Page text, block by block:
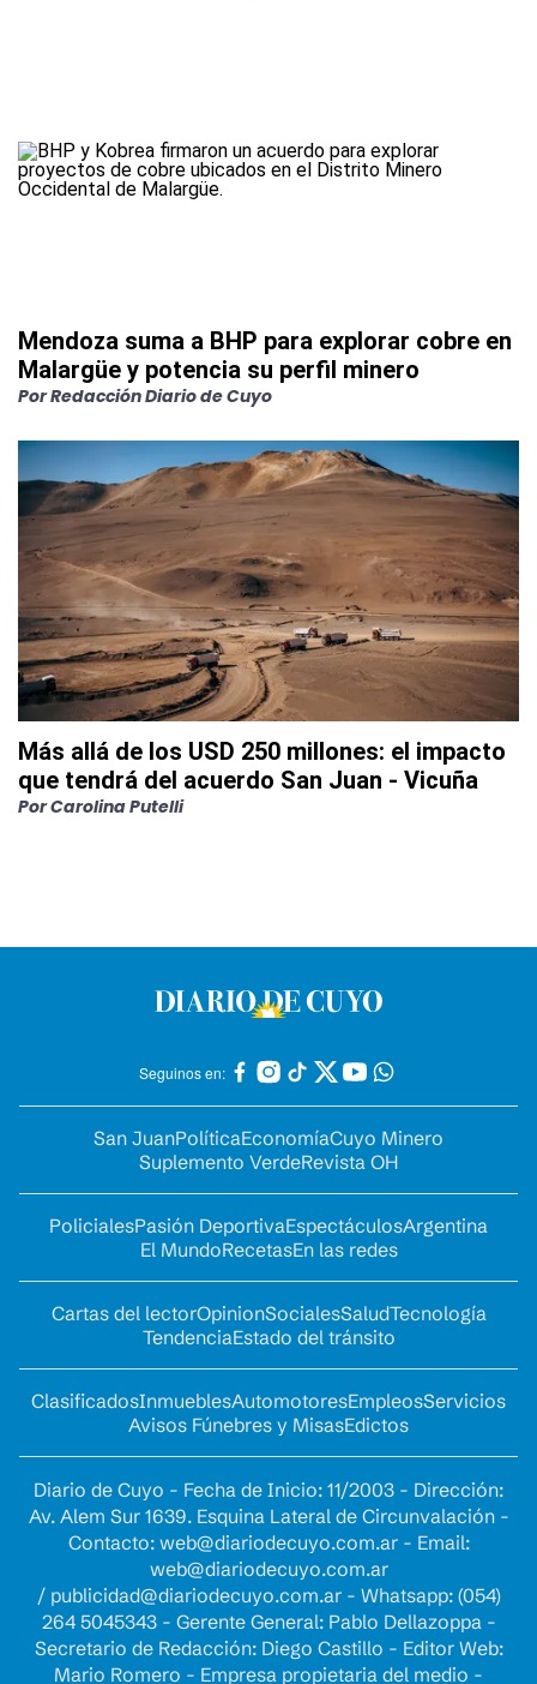
Mendoza suma a BHP para explorar cobre en
Malargüe y potencia su perfil minero
PorRedacción Diario de Cuyo
Más allá de los USD 250 millones: el impacto
que tendrá del acuerdo San Juan - Vicuña
PorCarolina Putelli
Seguinos en:
San JuanPolíticaEconomíaCuyo Minero
Suplemento VerdeRevista OH
PolicialesPasión DeportivaEspectáculosArgentina
El MundoRecetasEn las redes
Cartas del lectorOpinionSocialesSaludTecnología
TendenciaEstado del tránsito
ClasificadosInmueblesAutomotoresEmpleosServicios
Avisos Fúnebres y MisasEdictos
Diario de Cuyo - Fecha de Inicio: 11/2003 - Dirección:
Av. Alem Sur 1639. Esquina Lateral de Circunvalación -
Contacto: web@diariodecuyo.com.ar- Email:
web@diariodecuyo.com.ar
/ publicidad@diariodecuyo.com.ar- Whatsapp: (054)
264 5045343 - Gerente General: Pablo Dellazoppa -
Secretario de Redacción: Diego Castillo - Editor Web:
Mario Romero - Empresa propietaria del medio -